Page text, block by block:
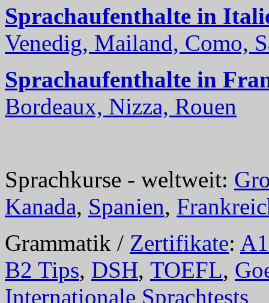
Sprachaufenthalte in
Venedig, Mailand, Como,
Sprachaufenthalte in
Bordeaux, Nizza, Rouen
Sprachkurse - weltweit:
Kanada, Spanien,
Grammatik / Zertifikate: A1
B2 Tips, DSH, TOEFL,
Internationale Sprachtests